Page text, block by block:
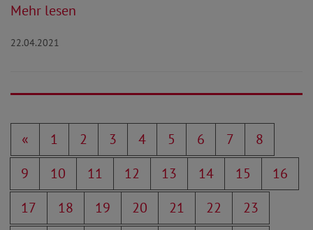
Mehr lesen
22.04.2021
« 1 2 3 4 5 6 7
8
9
10 11 12 13 14 15
16
17
18 19 20 21 22
23